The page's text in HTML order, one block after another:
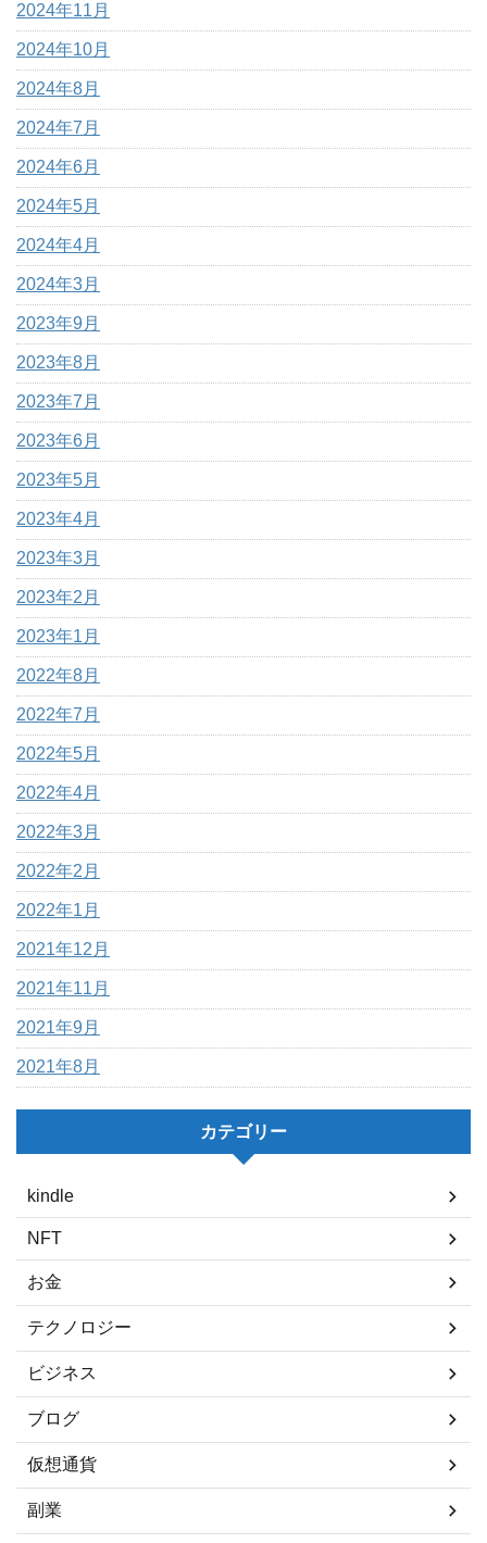
2024年11月
2024年10月
2024年8月
2024年7月
2024年6月
2024年5月
2024年4月
2024年3月
2023年9月
2023年8月
2023年7月
2023年6月
2023年5月
2023年4月
2023年3月
2023年2月
2023年1月
2022年8月
2022年7月
2022年5月
2022年4月
2022年3月
2022年2月
2022年1月
2021年12月
2021年11月
2021年9月
2021年8月
カテゴリー
kindle
NFT
お金
テクノロジー
ビジネス
ブログ
仮想通貨
副業